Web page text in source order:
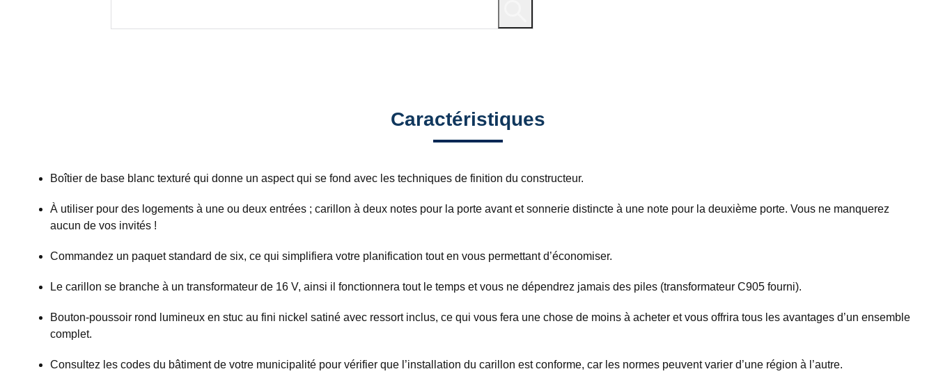
Caractéristiques
Boîtier de base blanc texturé qui donne un aspect qui se fond avec les techniques de finition du constructeur.
À utiliser pour des logements à une ou deux entrées ; carillon à deux notes pour la porte avant et sonnerie distincte à une note pour la deuxième porte. Vous ne manquerez
aucun de vos invités !
Commandez un paquet standard de six, ce qui simplifiera votre planification tout en vous permettant d’économiser.
Le carillon se branche à un transformateur de 16 V, ainsi il fonctionnera tout le temps et vous ne dépendrez jamais des piles (transformateur C905 fourni).
Bouton-poussoir rond lumineux en stuc au fini nickel satiné avec ressort inclus, ce qui vous fera une chose de moins à acheter et vous offrira tous les avantages d’un ensemble
complet.
Consultez les codes du bâtiment de votre municipalité pour vérifier que l’installation du carillon est conforme, car les normes peuvent varier d’une région à l’autre.